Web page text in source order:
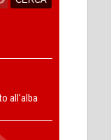
all’alba